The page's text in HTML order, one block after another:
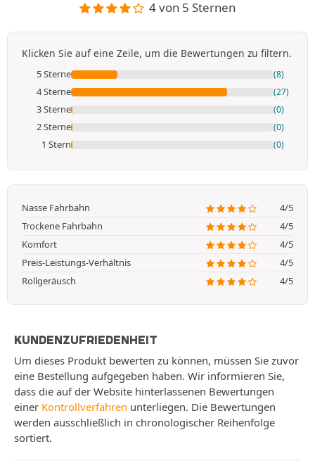
4 von 5 Sternen
Klicken Sie auf eine Zeile, um die Bewertungen zu filtern.
5 Sterne (8)
4 Sterne (27)
3 Sterne (0)
2 Sterne (0)
1 Stern (0)
Nasse Fahrbahn
4/5
Trockene Fahrbahn
4/5
Komfort
4/5
Preis-Leistungs-Verhältnis
4/5
Rollgeräusch
4/5
KUNDENZUFRIEDENHEIT
Um dieses Produkt bewerten zu können, müssen Sie zuvor
eine Bestellung aufgegeben haben. Wir informieren Sie,
dass die auf der Website hinterlassenen Bewertungen
einer Kontrollverfahren unterliegen. Die Bewertungen
werden ausschließlich in chronologischer Reihenfolge
sortiert.